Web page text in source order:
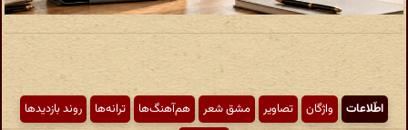
اطّلاعات واژگان تصاویر مشق شعر هم‌آهنگ‌ها ترانه‌ها
روند بازدیدها